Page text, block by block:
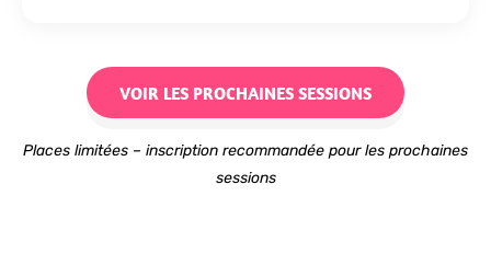
VOIR LES PROCHAINES SESSIONS
Places limitées – inscription recommandée pour les prochaines
sessions